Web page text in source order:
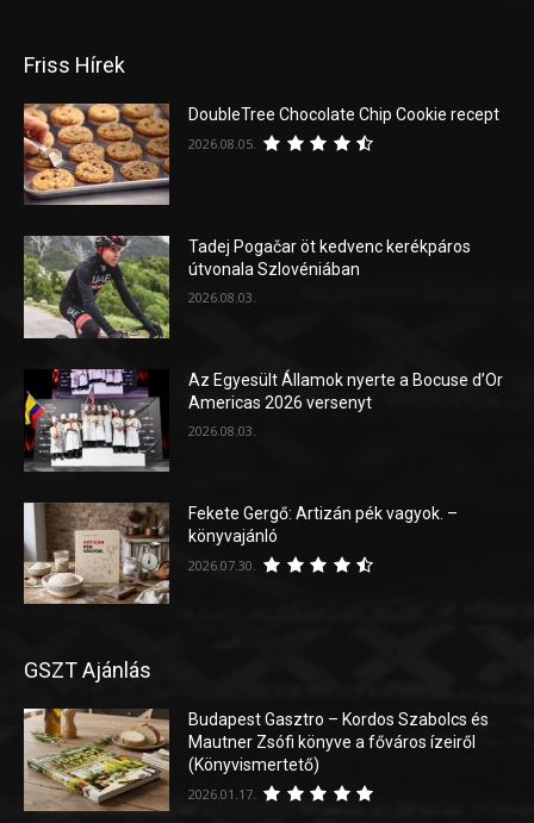
Friss Hírek
DoubleTree Chocolate Chip Cookie recept
2026.08.05.
Tadej Pogačar öt kedvenc kerékpáros
útvonala Szlovéniában
2026.08.03.
Az Egyesült Államok nyerte a Bocuse d’Or
Americas 2026 versenyt
2026.08.03.
Fekete Gergő: Artizán pék vagyok. –
könyvajánló
2026.07.30.
GSZT Ajánlás
Budapest Gasztro – Kordos Szabolcs és
Mautner Zsófi könyve a főváros ízeiről
(Könyvismertető)
2026.01.17.